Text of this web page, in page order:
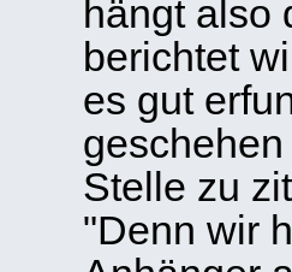
hängt also
berichtet
es gut
Stelle zu
"Denn wir